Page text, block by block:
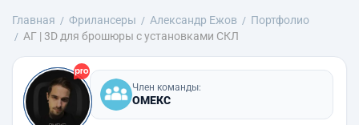
Главная Фрилансеры Александр Ежов
Портфолио
АГ | 3D для брошюры с установками СКЛ
Член команды:
ОМЕКС